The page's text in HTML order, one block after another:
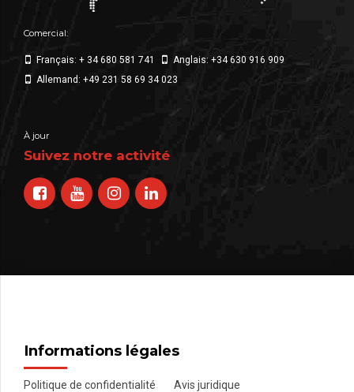
Comercial:
Français: + 34 680 581 741
Anglais: +34 630 916 909
Allemand: +49 231 58 69 34 023
À jour
Suivez notre activité
Informations légales
Politique de confidentialité Avis juridique